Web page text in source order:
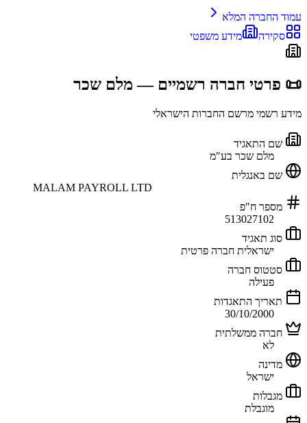
עמוד החברה המלא
סקירה
מידע משפטי
📜 פרטי חברה רשמיים — מלם שכר
מידע רשמי מרשם החברות הישראלי
שם התאגיד
מלם שכר בע"מ
שם באנגלית
MALAM PAYROLL LTD
מספר ח"פ
513027102
סוג תאגיד
ישראלית חברה פרטית
סטטוס חברה
פעילה
תאריך התאגדות
30/10/2000
חברה ממשלתית
לא
מדינה
ישראל
מגבלות
מוגבלת